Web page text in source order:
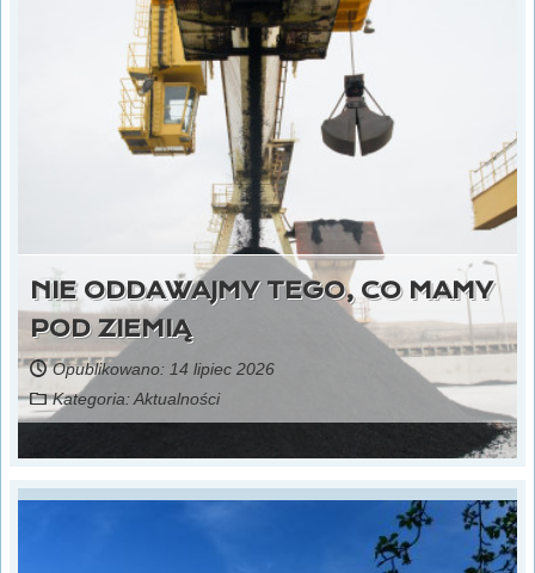
NIE ODDAWAJMY TEGO, CO MAMY
POD ZIEMIĄ
Opublikowano: 14 lipiec 2026
Kategoria:Aktualności